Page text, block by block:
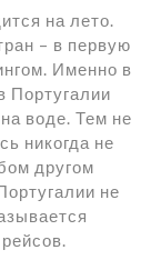
на лето.
– в первую
Именно в
Португалии
воде. Тем не
никогда не
другом
не